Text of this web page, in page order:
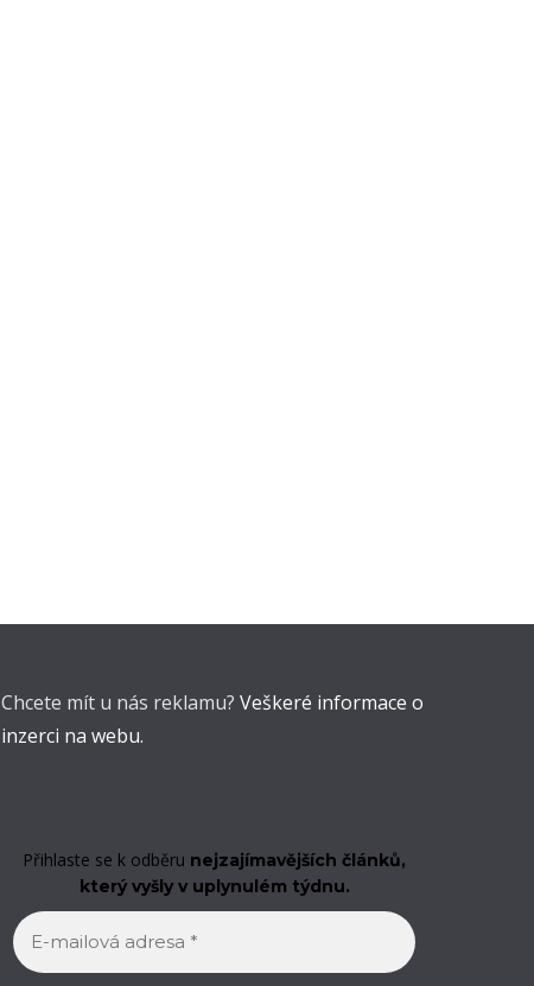
Chcete mít u nás reklamu?Veškeré informace o
inzerci na webu.
Přihlaste se k odběru nejzajímavějších článků,
který vyšly v uplynulém týdnu.